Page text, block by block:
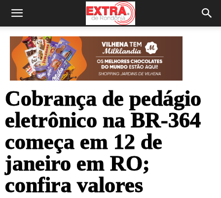
Cobrança de pedágio
eletrônico na BR-364
começa em 12 de
janeiro em RO;
confira valores